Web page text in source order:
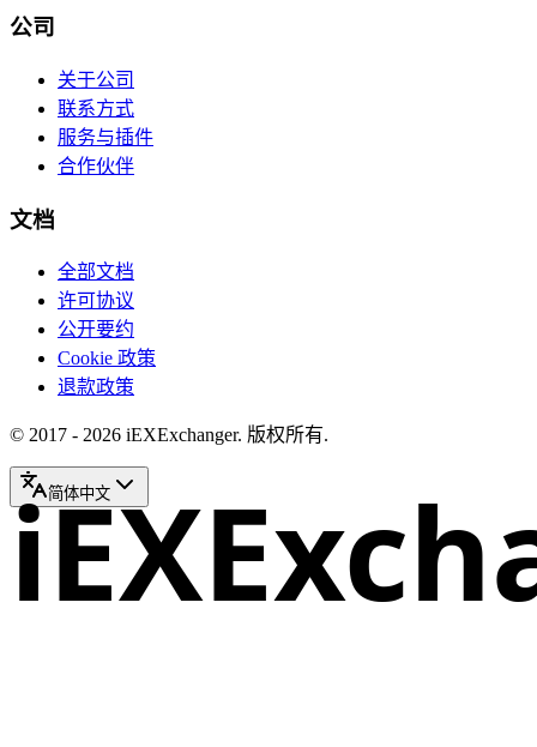
公司
关于公司
联系方式
服务与插件
合作伙伴
文档
全部文档
许可协议
公开要约
Cookie 政策
退款政策
© 2017 - 2026 iEXExchanger. 版权所有.
简体中文